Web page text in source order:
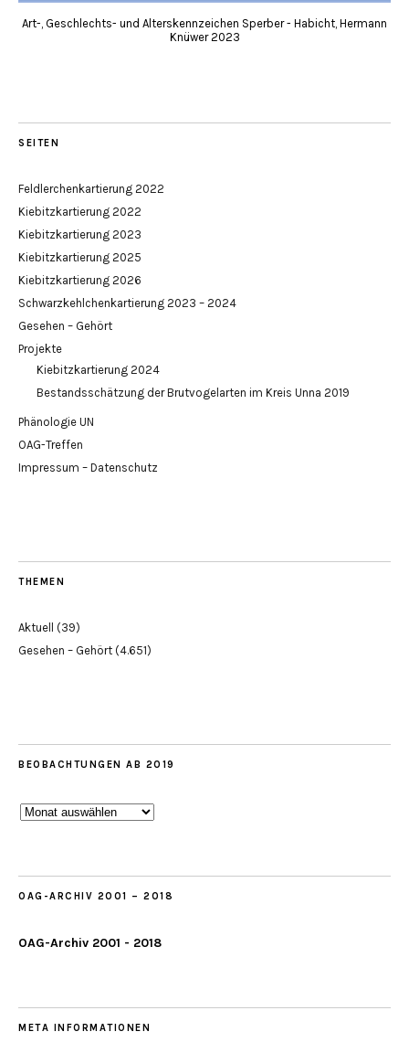
Art-, Geschlechts- und Alterskennzeichen Sperber - Habicht, Hermann
Knüwer 2023
SEITEN
Feldlerchenkartierung 2022
Kiebitzkartierung 2022
Kiebitzkartierung 2023
Kiebitzkartierung 2025
Kiebitzkartierung 2026
Schwarzkehlchenkartierung 2023 – 2024
Gesehen – Gehört
Projekte
Kiebitzkartierung 2024
Bestandsschätzung der Brutvogelarten im Kreis Unna 2019
Phänologie UN
OAG-Treffen
Impressum – Datenschutz
THEMEN
Aktuell
(39)
Gesehen – Gehört (4.651)
BEOBACHTUNGEN AB 2019
Beobachtungen
OAG-ARCHIV 2001 – 2018
OAG-Archiv 2001 - 2018
META INFORMATIONEN